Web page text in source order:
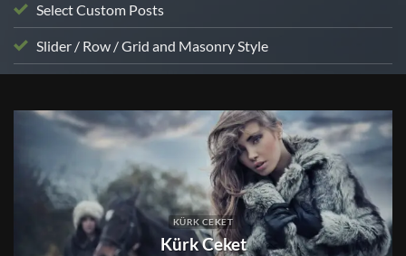
Select Custom Posts
Slider / Row / Grid and Masonry Style
KÜRK CEKET
Kürk Ceket